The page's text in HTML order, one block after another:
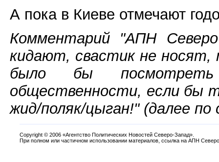
А пока в Киеве отмечают
Комментарий "АПН
кидают, свастик не носят,
было бы посмотреть
общественности, если бы
жид/поляк/цыган!" (далее по
Copyright © 2006 «Агентство Политических Новостей Северо-Запад».
При полном или частичном использовании материалов, ссылка на АПН